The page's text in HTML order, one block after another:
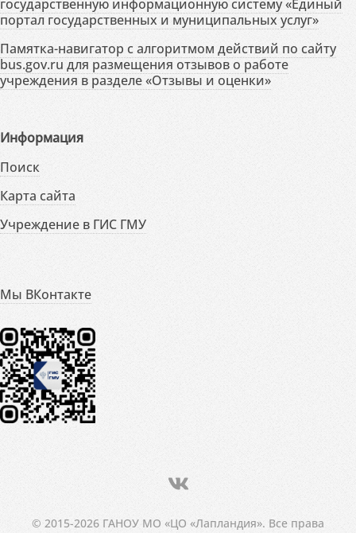
государственную информационную систему «Единый
портал государственных и муниципальных услуг»
Памятка-навигатор с алгоритмом действий по сайту
bus.gov.ru для размещения отзывов о работе
учреждения в разделе «Отзывы и оценки»
Информация
Поиск
Карта сайта
Учреждение в ГИС ГМУ
Мы ВКонтакте
© 2015-2026 ГАНОУ МО «ЦО «Лапландия». Все права